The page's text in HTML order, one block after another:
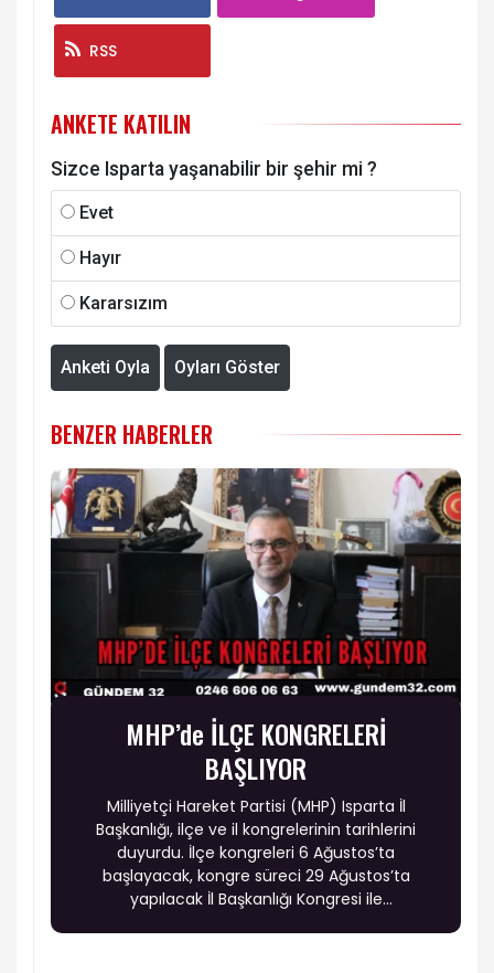
RSS
ANKETE KATILIN
Sizce Isparta yaşanabilir bir şehir mi ?
Evet
Hayır
Kararsızım
Anketi Oyla Oyları Göster
BENZER HABERLER
MHP’de İLÇE KONGRELERİ
BAŞLIYOR
Milliyetçi Hareket Partisi (MHP) Isparta İl
Başkanlığı, ilçe ve il kongrelerinin tarihlerini
duyurdu. İlçe kongreleri 6 Ağustos’ta
başlayacak, kongre süreci 29 Ağustos’ta
yapılacak İl Başkanlığı Kongresi ile